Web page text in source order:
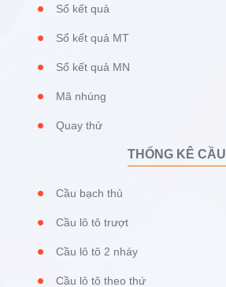
Sổ kết quả
Sổ kết quả MT
Sổ kết quả MN
Mã nhúng
Quay thử
THỐNG KÊ CẦU
Cầu bạch thủ
Cầu lô tô trượt
Cầu lô tô 2 nháy
Cầu lô tô theo thứ